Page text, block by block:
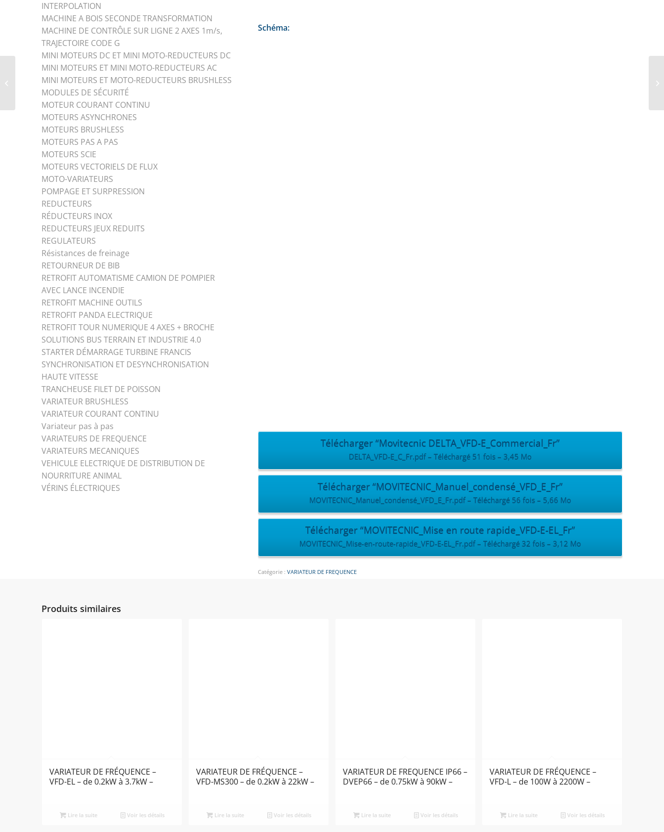
INTERPOLATION
MACHINE A BOIS SECONDE TRANSFORMATION
MACHINE DE CONTRÔLE SUR LIGNE 2 AXES 1m/s,
TRAJECTOIRE CODE G
MINI MOTEURS DC ET MINI MOTO-REDUCTEURS DC
MINI MOTEURS ET MINI MOTO-REDUCTEURS AC
MINI MOTEURS ET MOTO-REDUCTEURS BRUSHLESS
MODULES DE SÉCURITÉ
MOTEUR COURANT CONTINU
MOTEURS ASYNCHRONES
MOTEURS BRUSHLESS
MOTEURS PAS A PAS
MOTEURS SCIE
MOTEURS VECTORIELS DE FLUX
MOTO-VARIATEURS
POMPAGE ET SURPRESSION
REDUCTEURS
RÉDUCTEURS INOX
REDUCTEURS JEUX REDUITS
REGULATEURS
Résistances de freinage
RETOURNEUR DE BIB
RETROFIT AUTOMATISME CAMION DE POMPIER
AVEC LANCE INCENDIE
RETROFIT MACHINE OUTILS
RETROFIT PANDA ELECTRIQUE
RETROFIT TOUR NUMERIQUE 4 AXES + BROCHE
SOLUTIONS BUS TERRAIN ET INDUSTRIE 4.0
STARTER DÉMARRAGE TURBINE FRANCIS
SYNCHRONISATION ET DESYNCHRONISATION
HAUTE VITESSE
TRANCHEUSE FILET DE POISSON
VARIATEUR BRUSHLESS
VARIATEUR COURANT CONTINU
Variateur pas à pas
VARIATEURS DE FREQUENCE
VARIATEURS MECANIQUES
VEHICULE ELECTRIQUE DE DISTRIBUTION DE
NOURRITURE ANIMAL
VÉRINS ÉLECTRIQUES
Schéma:
Télécharger “Movitecnic DELTA_VFD-E_Commercial_Fr”
DELTA_VFD-E_C_Fr.pdf – Téléchargé 51 fois – 3,45 Mo
Télécharger “MOVITECNIC_Manuel_condensé_VFD_E_Fr”
MOVITECNIC_Manuel_condensé_VFD_E_Fr.pdf – Téléchargé 56 fois – 5,66 Mo
Télécharger “MOVITECNIC_Mise en route rapide_VFD-E-EL_Fr”
MOVITECNIC_Mise-en-route-rapide_VFD-E-EL_Fr.pdf – Téléchargé 32 fois – 3,12 Mo
Catégorie : VARIATEUR DE FREQUENCE
Produits similaires
VARIATEUR DE FRÉQUENCE –
VFD-EL – de 0.2kW à 3.7kW –
Lire la suite Voir les détails
VARIATEUR DE FRÉQUENCE –
VFD-MS300 – de 0.2kW à 22kW –
Lire la suite Voir les détails
VARIATEUR DE FREQUENCE IP66 –
DVEP66 – de 0.75kW à 90kW –
Lire la suite Voir les détails
VARIATEUR DE FRÉQUENCE –
VFD-L – de 100W à 2200W –
Lire la suite Voir les détails
VARIATEUR DE
FRÉQUENCE – VFD-
ME300 – de 0.2kW à